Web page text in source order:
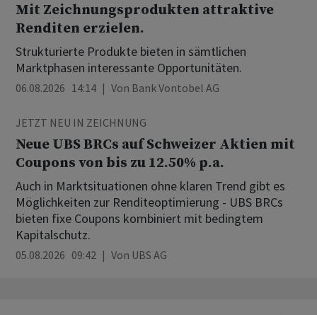
Mit Zeichnungsprodukten attraktive
Renditen erzielen.
Strukturierte Produkte bieten in sämtlichen
Marktphasen interessante Opportunitäten.
06.08.2026 14:14 Von Bank Vontobel AG
JETZT NEU IN ZEICHNUNG
Neue UBS BRCs auf Schweizer Aktien mit
Coupons von bis zu 12.50% p.a.
Auch in Marktsituationen ohne klaren Trend gibt es
Möglichkeiten zur Renditeoptimierung - UBS BRCs
bieten fixe Coupons kombiniert mit bedingtem
Kapitalschutz.
05.08.2026 09:42 Von UBS AG